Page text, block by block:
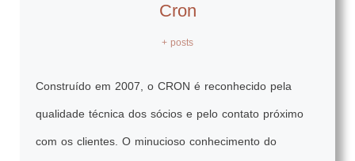
Cron
+ posts
Construído em 2007, o CRON é reconhecido pela
qualidade técnica dos sócios e pelo contato próximo
com os clientes. O minucioso conhecimento do